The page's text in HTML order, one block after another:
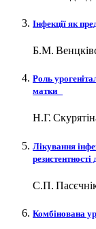
Інфекції як
Б.М.
Роль
матки
Н.Г.
Лікування
С.П.
Комбінована